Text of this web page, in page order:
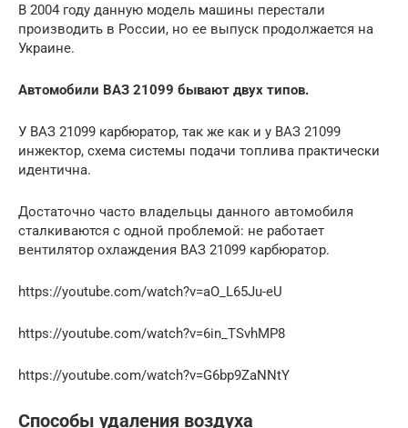
В 2004 году данную модель машины перестали
производить в России, но ее выпуск продолжается на
Украине.
Автомобили ВАЗ 21099 бывают двух типов.
У ВАЗ 21099 карбюратор, так же как и у ВАЗ 21099
инжектор, схема системы подачи топлива практически
идентична.
Достаточно часто владельцы данного автомобиля
сталкиваются с одной проблемой: не работает
вентилятор охлаждения ВАЗ 21099 карбюратор.
https://youtube.com/watch?v=aO_L65Ju-eU
https://youtube.com/watch?v=6in_TSvhMP8
https://youtube.com/watch?v=G6bp9ZaNNtY
Способы удаления воздуха